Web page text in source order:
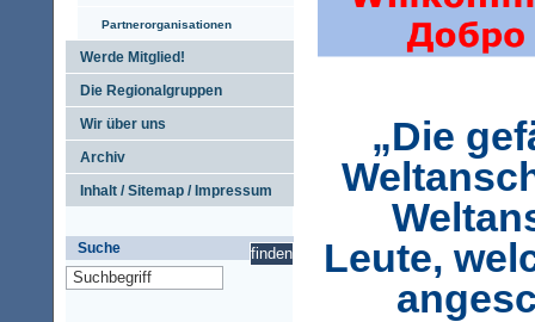
Partnerorganisationen
Werde Mitglied!
Die Regionalgruppen
Wir über uns
Archiv
Inhalt / Sitemap / Impressum
Suche
„Die
Leute,